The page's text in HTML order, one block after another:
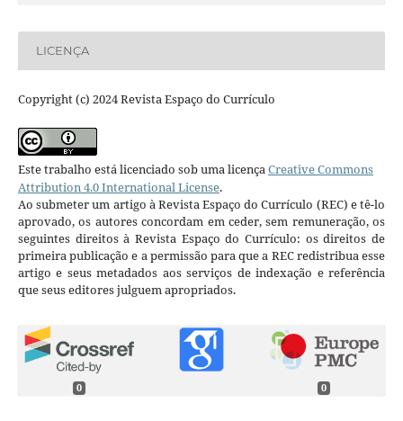
LICENÇA
Copyright (c) 2024 Revista Espaço do Currículo
Este trabalho está licenciado sob uma licençaCreative Commons
Attribution 4.0 International License.
Ao submeter um artigo à Revista Espaço do Currículo (REC) e tê-lo
aprovado, os autores concordam em ceder, sem remuneração, os
seguintes direitos à Revista Espaço do Currículo: os direitos de
primeira publicação e a permissão para que a REC redistribua esse
artigo e seus metadados aos serviços de indexação e referência
que seus editores julguem apropriados.
0 0